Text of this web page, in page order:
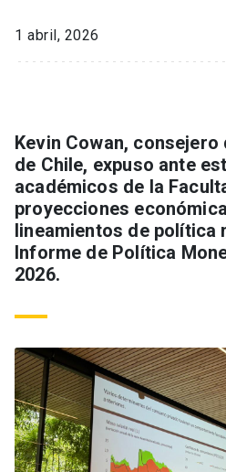
1 abril, 2026
Kevin Cowan, consejero
de Chile, expuso ante
académicos de la
proyecciones
lineamientos de política
Informe de Política
2026.